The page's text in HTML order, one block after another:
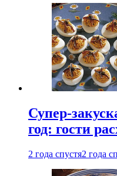
Супер-
год: гости
2 года спустя2 года